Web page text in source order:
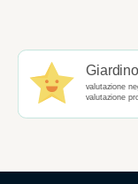
valutazione
valutazione